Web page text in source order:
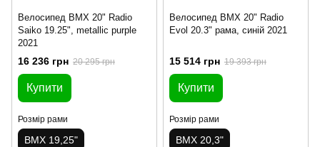
Велосипед BMX 20" Radio
Saiko 19.25", metallic purple
2021
16 236 грн 20 295 грн
Купити
Розмір рами
BMX 19,25"
Велосипед BMX 20" Radio
Evol 20.3" рама, синій 2021
15 514 грн 19 393 грн
Купити
Розмір рами
BMX 20,3"